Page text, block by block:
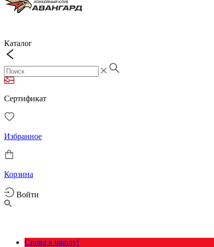
Каталог
Сертификат
Избранное
Корзина
Войти
Снова в школу!